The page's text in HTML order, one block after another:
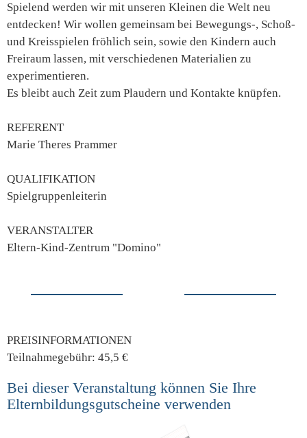
Spielend werden wir mit unseren Kleinen die Welt neu
entdecken! Wir wollen gemeinsam bei Bewegungs-, Schoß-
und Kreisspielen fröhlich sein, sowie den Kindern auch
Freiraum lassen, mit verschiedenen Materialien zu
experimentieren.
Es bleibt auch Zeit zum Plaudern und Kontakte knüpfen.
REFERENT
Marie Theres Prammer
QUALIFIKATION
Spielgruppenleiterin
VERANSTALTER
Eltern-Kind-Zentrum "Domino"
PREISINFORMATIONEN
Teilnahmegebühr: 45,5 €
Bei dieser Veranstaltung können Sie Ihre
Elternbildungsgutscheine verwenden